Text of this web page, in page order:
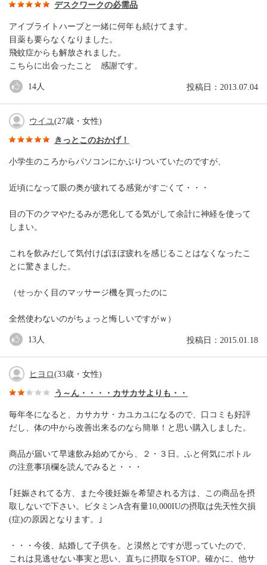
デスクワークの必需品
アイブライトハーブと一緒に何年も続けてます。
目薬も要らなくなりました。
飛蚊症からも解放されました。
こちらに出会ったこと 感謝です。
投稿日：2013.07.04
14人
ウイユ(27歳・女性)
きっとこのおかげ！
小学生のころからパソコンにかぶりついていたのですが、
近頃になって眼の奥が疲れてる感覚がすごくて・・・
目の下のクマやたるみが悪化してる気がして余計に神経を使って
しまい。
これを飲みだして気付けばほぼ疲れを感じることはなくなったこ
とに驚きました。
（せっかく目のマッサージ機を買ったのに
全然使わないのがちょっと悔しいですがｗ）
投稿日：2015.01.18
13人
ヒヨロ(33歳・女性)
う～ん・・・・カサカサよりも・・
毎年冬になると、カサカサ・カユカユになるので、口コミも好評
だし、体の中から改善出来るのなら簡単！と思い購入しました。
商品が届いて早速飲み始めてから、２・３日。ふと何気にボトル
の注意事項欄を読んでみると・・・
｢妊娠されてる方、また今後妊娠を希望される方は、この商品を摂
取しないで下さい。ビタミンA含有量10,000IUの摂取は先天性欠損
(症)の原因となります。｣
・・・今後、結婚して子供を。と漠然とですが思っていたので、
これは見逃せない事実と思い、直ちに摂取をSTOP。確かに、他サ